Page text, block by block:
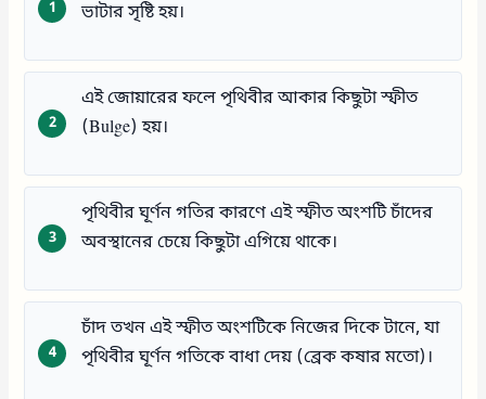
ভাটার সৃষ্টি হয়।
এই জোয়ারের ফলে পৃথিবীর আকার কিছুটা স্ফীত
(Bulge) হয়।
পৃথিবীর ঘূর্ণন গতির কারণে এই স্ফীত অংশটি চাঁদের
অবস্থানের চেয়ে কিছুটা এগিয়ে থাকে।
চাঁদ তখন এই স্ফীত অংশটিকে নিজের দিকে টানে, যা
পৃথিবীর ঘূর্ণন গতিকে বাধা দেয় (ব্রেক কষার মতো)।